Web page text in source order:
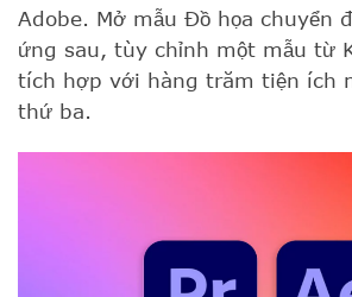
Adobe. Mở mẫu Đồ họa chuyển
ứng sau, tùy chỉnh một mẫu từ
tích hợp với hàng trăm tiện ích
thứ ba.